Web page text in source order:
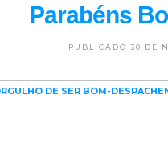
Parabéns
PUBLICADO 30 DE